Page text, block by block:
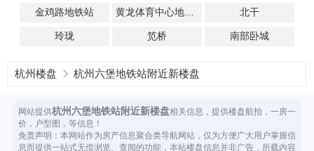
金鸡路地铁站 黄龙体育中心地铁站 北干
玲珑 笕桥 南部卧城
杭州楼盘 杭州六堡地铁站附近新楼盘
网站提供杭州六堡地铁站附近新楼盘相关信息，提供楼盘航拍，一房一
价，户型图，等信息！
免责声明：本网站作为房产信息聚合类导航网站，仅为方便广大用户掌握信
息而提供一站式无偿浏览、查阅的功能，本站楼盘信息并非广告，所载内容